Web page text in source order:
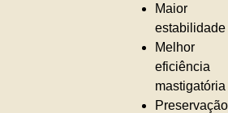
Maior
estabilidade
Melhor
eficiência
mastigatória
Preservação